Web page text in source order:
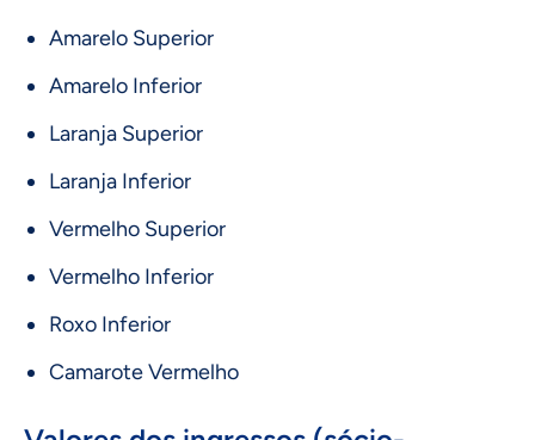
Amarelo Superior
Amarelo Inferior
Laranja Superior
Laranja Inferior
Vermelho Superior
Vermelho Inferior
Roxo Inferior
Camarote Vermelho